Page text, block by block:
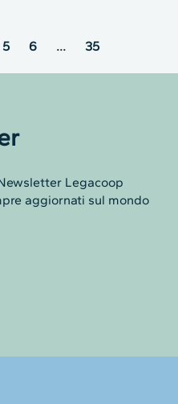
5 6 … 35
Legacoop
aggiornati sul mondo